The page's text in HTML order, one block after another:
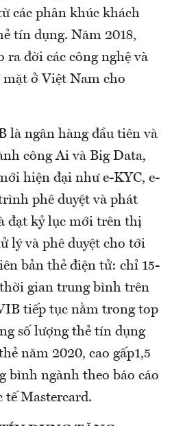
các phân khúc khách
tín dụng. Năm 2018,
ra đời các công nghệ và
ở Việt Nam cho
là ngân hàng đầu tiên và
công Ai và Big Data,
hiện đại như e-KYC, e-
phê duyệt và phát
đạt kỷ lục mới trên thị
lý và phê duyệt cho tới
bản thẻ điện tử: chỉ 15-
gian trung bình trên
tiếp tục nằm trong top
số lượng thẻ tín dụng
năm 2020, cao gấp1,5
bình ngành theo báo cáo
tế Mastercard.